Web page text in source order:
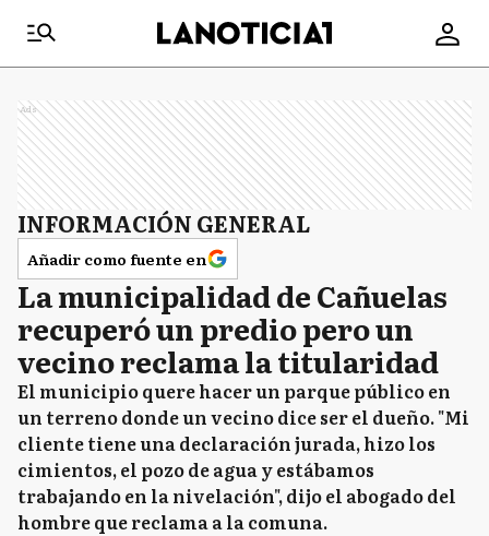
Ads
INFORMACIÓN GENERAL
Añadir como fuente en
La municipalidad de Cañuelas
recuperó un predio pero un
vecino reclama la titularidad
El municipio quere hacer un parque público en
un terreno donde un vecino dice ser el dueño. "Mi
cliente tiene una declaración jurada, hizo los
cimientos, el pozo de agua y estábamos
trabajando en la nivelación", dijo el abogado del
hombre que reclama a la comuna.